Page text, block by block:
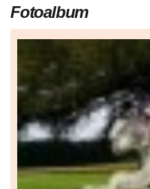
Fotoalbum